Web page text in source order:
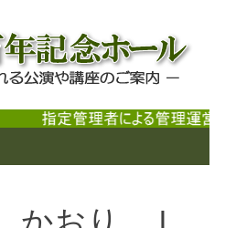
年記念ホール
や講座のご案内